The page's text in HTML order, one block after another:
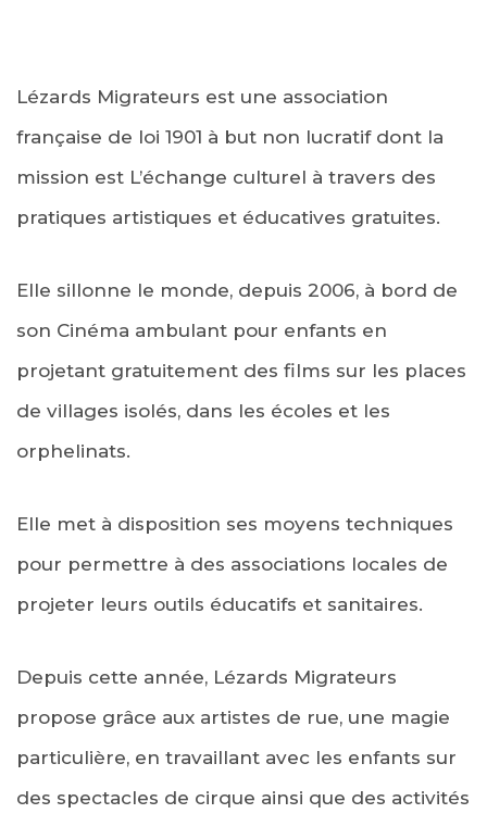
Lézards Migrateurs est une association
française de loi 1901 à but non lucratif dont la
mission est L’échange culturel à travers des
pratiques artistiques et éducatives gratuites.
Elle sillonne le monde, depuis 2006, à bord de
son Cinéma ambulant pour enfants en
projetant gratuitement des films sur les places
de villages isolés, dans les écoles et les
orphelinats.
Elle met à disposition ses moyens techniques
pour permettre à des associations locales de
projeter leurs outils éducatifs et sanitaires.
Depuis cette année, Lézards Migrateurs
propose grâce aux artistes de rue, une magie
particulière, en travaillant avec les enfants sur
des spectacles de cirque ainsi que des activités